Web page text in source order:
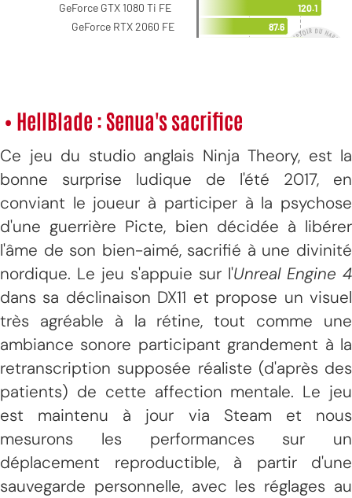
• HellBlade : Senua's sacrifice
Ce jeu du studio anglais Ninja Theory, est la
bonne surprise ludique de l'été 2017, en
conviant le joueur à participer à la psychose
d'une guerrière Picte, bien décidée à libérer
l'âme de son bien-aimé, sacrifié à une divinité
nordique. Le jeu s'appuie sur l'Unreal Engine 4
dans sa déclinaison DX11 et propose un visuel
très agréable à la rétine, tout comme une
ambiance sonore participant grandement à la
retranscription supposée réaliste (d'après des
patients) de cette affection mentale. Le jeu
est maintenu à jour via Steam et nous
mesurons les performances sur un
déplacement reproductible, à partir d'une
sauvegarde personnelle, avec les réglages au